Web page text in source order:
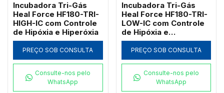
Incubadora Tri-Gás
Heal Force HF180-TRI-
HIGH-IC com Controle
de Hipóxia e Hiperóxia
PREÇO SOB CONSULTA
Consulte-nos pelo
WhatsApp
Incubadora Tri-Gás
Heal Force HF180-TRI-
LOW-IC com Controle
de Hipóxia e
Esterilização a 180°C
PREÇO SOB CONSULTA
Consulte-nos pelo
WhatsApp